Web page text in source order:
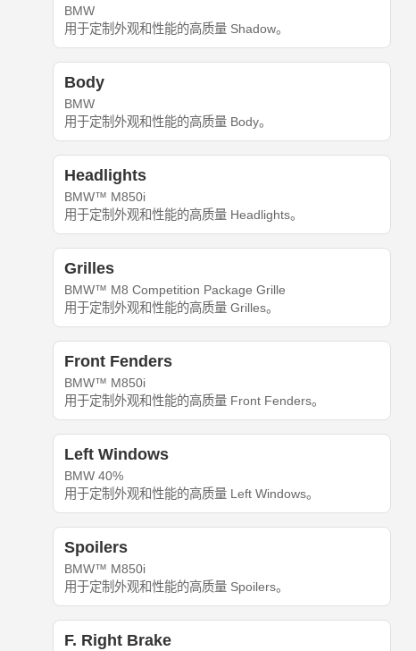
BMW
用于定制外观和性能的高质量 Shadow。
Body
BMW
用于定制外观和性能的高质量 Body。
Headlights
BMW™ M850i
用于定制外观和性能的高质量 Headlights。
Grilles
BMW™ M8 Competition Package Grille
用于定制外观和性能的高质量 Grilles。
Front Fenders
BMW™ M850i
用于定制外观和性能的高质量 Front Fenders。
Left Windows
BMW 40%
用于定制外观和性能的高质量 Left Windows。
Spoilers
BMW™ M850i
用于定制外观和性能的高质量 Spoilers。
F. Right Brake